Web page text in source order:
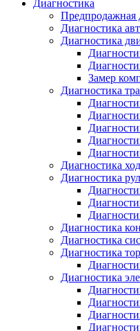
Диагностика
Предпродажная
Диагностика
Диагностика
Замер
Диагностика
Диагностика
Диагностика
Диагностика
Диагностика
Диагностика
Диагностика